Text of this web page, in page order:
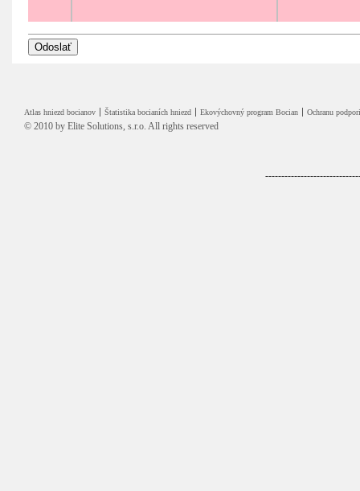
Atlas hniezd bocianov Štatistika bocianích hniezd Ekovýchovný program Bocian Ochranu
© 2010 by Elite Solutions, s.r.o. All rights reserved